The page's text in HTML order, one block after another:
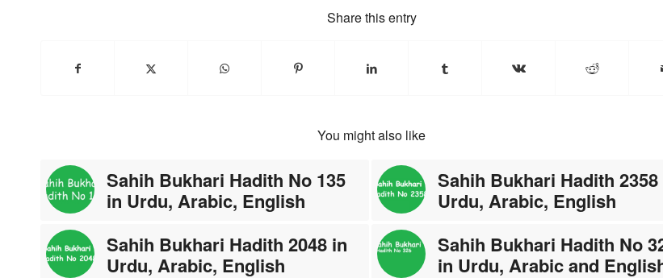
Share this entry
You might also like
Sahih Bukhari Hadith No 135
in Urdu, Arabic, English
Sahih Bukhari Hadith 2358
Urdu, Arabic, English
Sahih Bukhari Hadith 2048 in
Urdu, Arabic, English
Sahih Bukhari Hadith No
in Urdu, Arabic and